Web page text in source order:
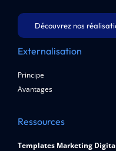
Découvrez nos
Externalisation
Principe
Avantages
Ressources
Templates Marketing